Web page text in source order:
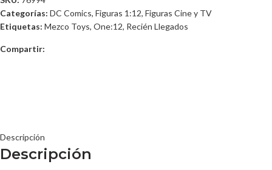
Categorías: DC Comics, Figuras 1:12, Figuras Cine y TV
Etiquetas: Mezco Toys, One:12, Recién Llegados
Compartir:
Descripción
Descripción